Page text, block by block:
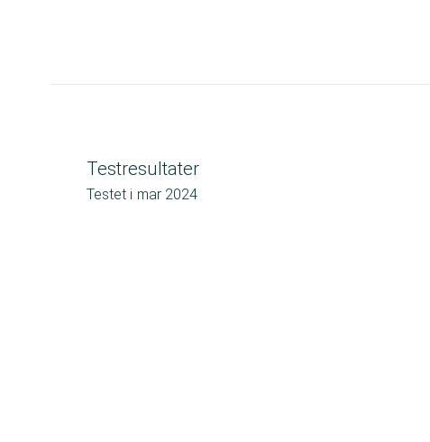
Testresultater
Testet i mar 2024